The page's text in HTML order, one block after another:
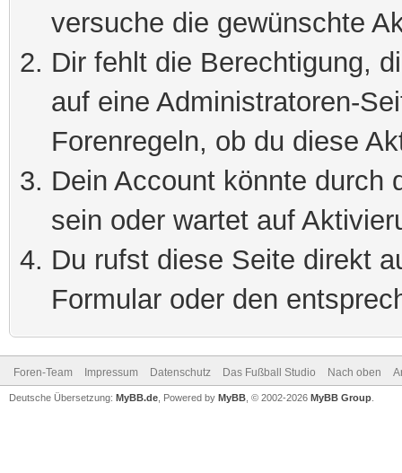
versuche die gewünschte
Dir fehlt die Berechtigung,
auf eine Administratoren-
Forenregeln, ob du diese
Dein Account könnte durch
sein oder wartet auf
Du rufst diese Seite direkt
Formular oder den
Foren-Team Impressum Datenschutz Das Fußball Studio Nach oben
Deutsche Übersetzung: MyBB.de , Powered by MyBB , © 2002-2026 MyBB Group